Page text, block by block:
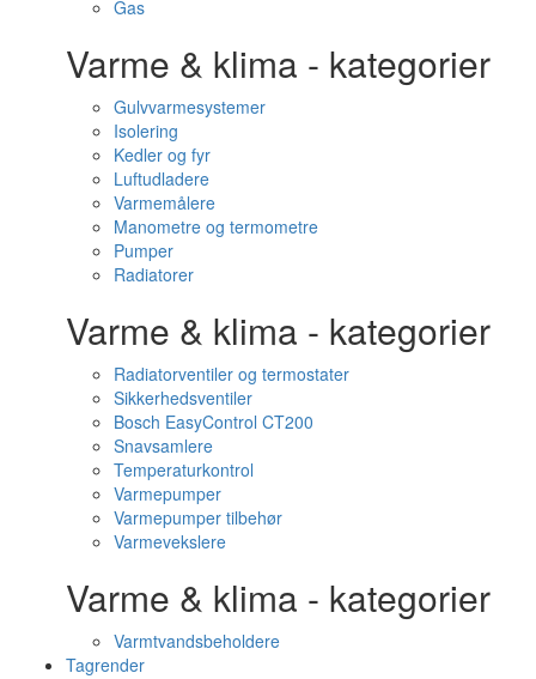
Gas
Varme & klima - kategorier
Gulvvarmesystemer
Isolering
Kedler og fyr
Luftudladere
Varmemålere
Manometre og termometre
Pumper
Radiatorer
Varme & klima - kategorier
Radiatorventiler og termostater
Sikkerhedsventiler
Bosch EasyControl CT200
Snavsamlere
Temperaturkontrol
Varmepumper
Varmepumper tilbehør
Varmevekslere
Varme & klima - kategorier
Varmtvandsbeholdere
Tagrender